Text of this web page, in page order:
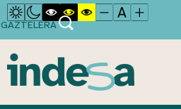
GAZTELERA